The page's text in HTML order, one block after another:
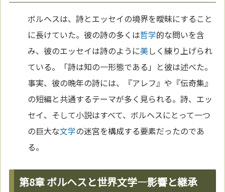
ボルヘスは、詩とエッセイの境界を曖昧にすること
に長けていた。彼の詩の多くは哲学的な問いを含
み、彼のエッセイは詩のように美しく練り上げられ
ている。「詩は知の一形態である」と彼は述べた。
事実、彼の晩年の詩には、『アレフ』や『伝奇集』
の短編と共通するテーマが多く見られる。詩、エッ
セイ、そして小説はすべて、ボルヘスにとって一つ
の巨大な文学の迷宮を構成する要素だったのであ
る。
第8章 ボルヘスと世界文学—影響と継承